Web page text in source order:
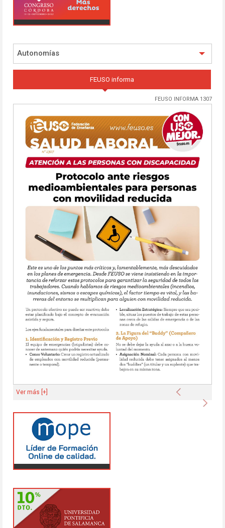
Autonomías
FEUSO informa
FEUSO INFORMA 1307
Anterior
Ver más [+]